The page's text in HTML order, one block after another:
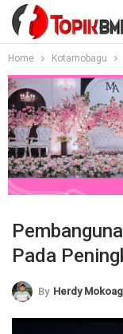
Home Kotamobagu
Pada
By Herdy